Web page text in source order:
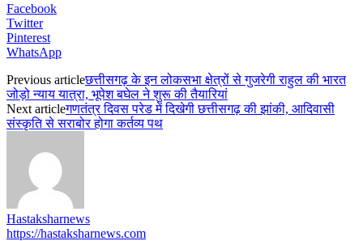
Facebook
Twitter
Pinterest
WhatsApp
Previous articleछत्तीसगढ़ के इन लोकसभा क्षेत्रों से गुजरेगी राहुल की भारत
जोड़ो न्याय यात्रा, भूपेश बघेल ने शुरू की तैयारियां
Next articleगणतंत्र दिवस परेड में दिखेगी छत्तीसगढ़ की झांकी, आदिवासी
संस्कृति से सराबोर होगा कर्तव्य पथ
Hastaksharnews
https://hastaksharnews.com